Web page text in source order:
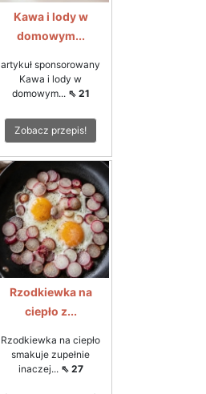
Kawa i lody w
domowym...
artykuł sponsorowany
Kawa i lody w
domowym... ⇖ 21
Zobacz przepis!
Rzodkiewka na
ciepło z...
Rzodkiewka na ciepło
smakuje zupełnie
inaczej... ⇖ 27